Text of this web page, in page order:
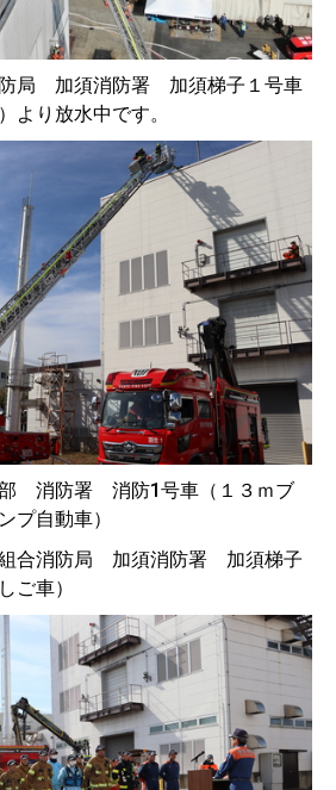
防局 加須消防署 加須梯子１号車
より放水中です。
消防署 消防1号車（１３ｍブ
プ自動車）
合消防局 加須消防署 加須梯子
ご車）